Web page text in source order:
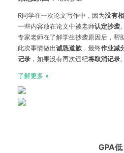
R同学在一次论文写作中，因为没有
一些内容放在论文中被老师认定抄袭
专家老师在了解学生抄袭原因后，帮
此次事情做出诚恳道歉，最终作业减
记录，如果没有再次违纪将取消记录。
了解更多 »
GPA低